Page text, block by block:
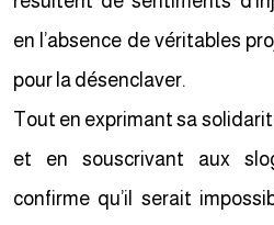
en l’absence de véritables
pour la désenclaver.
Tout en exprimant sa
et en souscrivant aux
confirme qu’il serait